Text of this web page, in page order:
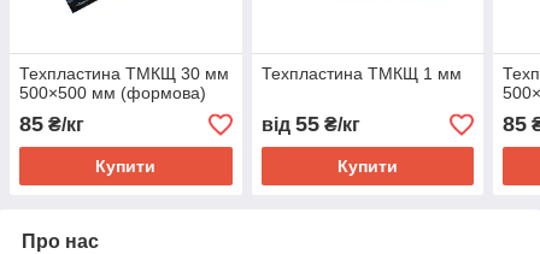
Техпластина ТМКЩ 30 мм
500×500 мм (формова)
85 ₴/кг
Купити
Техпластина ТМКЩ 1 мм
від 55₴/кг
Купити
85
Про нас